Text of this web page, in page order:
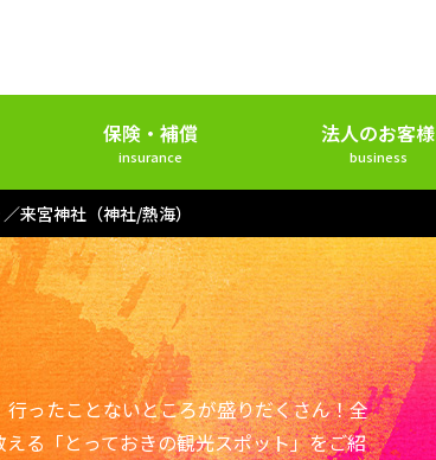
保険・補償
insurance
法人のお客様
business
来宮神社（神社/熱海）
ったことないところが盛りだくさん！全
る「とっておきの観光スポット」をご紹